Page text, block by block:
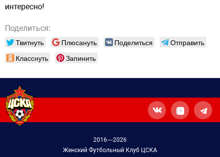
интересно!
Поделиться:
Твитнуть Плюсануть Поделиться
Отправить
Класснуть
Запинить
2016—2026
Женский Футбольный Клуб ЦСКА